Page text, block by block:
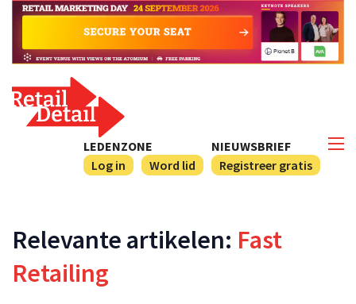
NIEUWSBRIEF
Registreer gratis
LEDENZONE
Log in
Word lid
Relevante artikelen: Fast
Retailing